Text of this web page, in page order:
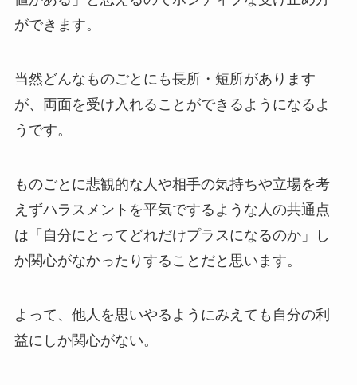
ができます。
当然どんなものごとにも長所・短所があります
が、両面を受け入れることができるようになるよ
うです。
ものごとに悲観的な人や相手の気持ちや立場を考
えずハラスメントを平気でするような人の共通点
は「自分にとってどれだけプラスになるのか」し
か関心がなかったりすることだと思います。
よって、他人を思いやるようにみえても自分の利
益にしか関心がない。